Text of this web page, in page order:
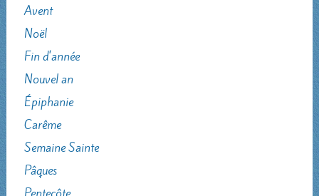
Avent
Noël
Fin d'année
Nouvel an
Épiphanie
Carême
Semaine Sainte
Pâques